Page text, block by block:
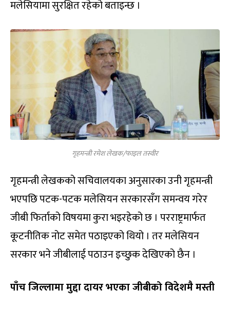
मलेसियामा सुरक्षित रहेको बताइन्छ ।
गृहमन्त्री रमेश लेखक/फाइल तस्वीर
गृहमन्त्री लेखकको सचिवालयका अनुसारका उनी गृहमन्त्री
भएपछि पटक-पटक मलेसियन सरकारसँग समन्वय गरेर
जीबी फिर्ताको विषयमा कुरा भइरहेको छ । परराष्ट्रमार्फत
कूटनीतिक नोट समेत पठाइएको थियो । तर मलेसियन
सरकार भने जीबीलाई पठाउन इच्छुक देखिएको छैन ।
पाँच जिल्लामा मुद्दा दायर भएका जीबीको विदेशमै मस्ती